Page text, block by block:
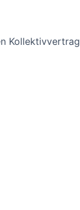
Kollektivvertrag